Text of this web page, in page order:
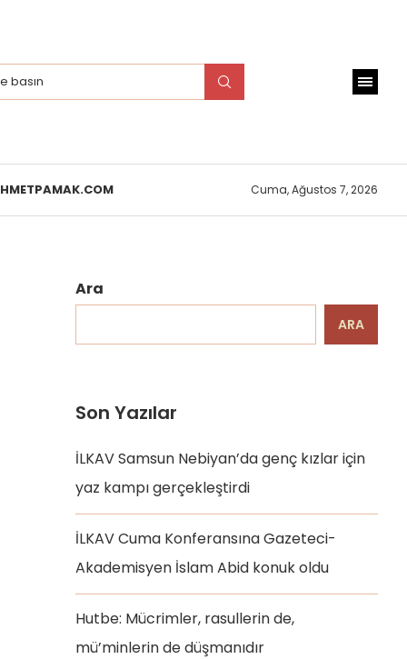
Cuma, Ağustos 7, 2026
Ara
ARA
Son Yazılar
İLKAV Samsun Nebiyan’da genç kızlar için
yaz kampı gerçekleştirdi
İLKAV Cuma Konferansına Gazeteci-
Akademisyen İslam Abid konuk oldu
Hutbe: Mücrimler, rasullerin de,
mü’minlerin de düşmanıdır